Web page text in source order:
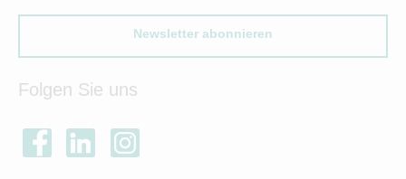
Newsletter abonnieren
Folgen Sie uns